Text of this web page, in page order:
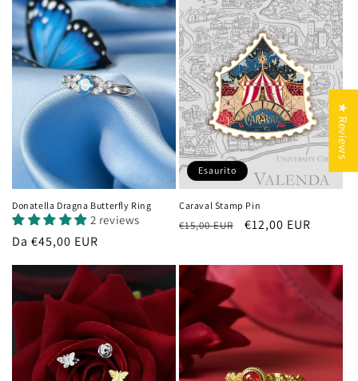
Donatella Dragna Butterfly Ring
2 reviews
Prezzo
listino
Da €45,00 EUR
Esaurito
Caraval Stamp Pin
Prezzo
listino
€15,00 EUR
Prezzo
€12,00 EUR
★ Reviews